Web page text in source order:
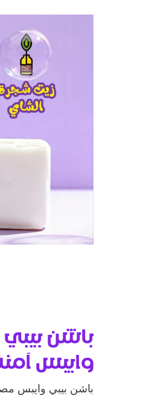
باشن بيبي
وايبس
باشن بيبي وايبس